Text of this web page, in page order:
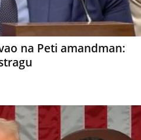
na Peti amandman: